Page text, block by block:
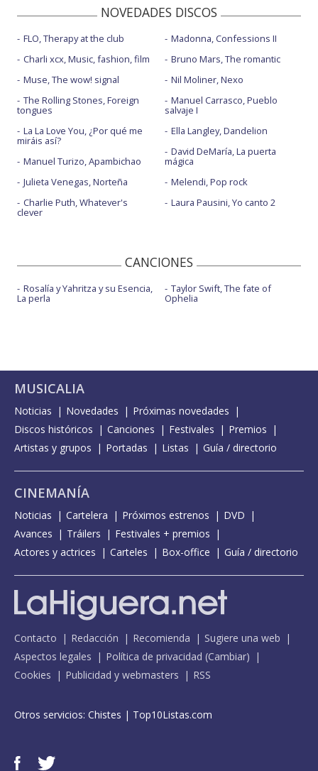
NOVEDADES DISCOS
FLO, Therapy at the club
Charli xcx, Music, fashion, film
Muse, The wow! signal
The Rolling Stones, Foreign
tongues
La La Love You, ¿Por qué me
miráis así?
Manuel Turizo, Apambichao
Julieta Venegas, Norteña
Charlie Puth, Whatever's
clever
Madonna, Confessions II
Bruno Mars, The romantic
Nil Moliner, Nexo
Manuel Carrasco, Pueblo
salvaje I
Ella Langley, Dandelion
David DeMaría, La puerta
mágica
Melendi, Pop rock
Laura Pausini, Yo canto 2
CANCIONES
Rosalía y Yahritza y su Esencia,
La perla
Taylor Swift, The fate of
Ophelia
MUSICALIA
Noticias Novedades
Próximas novedades
Discos históricos
Canciones Festivales
Premios
Artistas y grupos
Portadas Listas Guía / directorio
CINEMANÍA
Noticias Cartelera Próximos estrenos
DVD
Avances
Tráilers
Festivales + premios
Actores y actrices
Carteles Box-office Guía / directorio
Contacto Redacción Recomienda
Sugiere una web
Aspectos legales
Política de privacidad (Cambiar)
Cookies
Publicidad y webmasters RSS
Otros servicios: Chistes | Top10Listas.com